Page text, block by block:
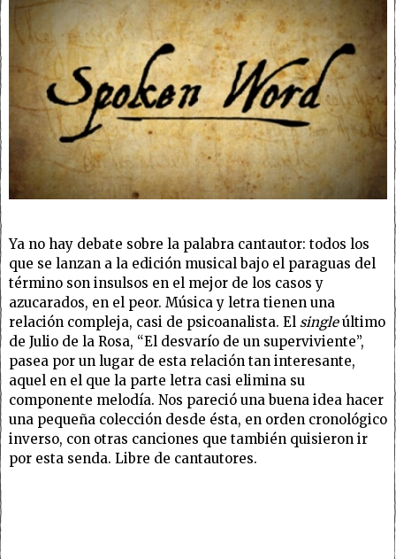
Ya no hay debate sobre la palabra cantautor: todos los
que se lanzan a la edición musical bajo el paraguas del
término son insulsos en el mejor de los casos y
azucarados, en el peor. Música y letra tienen una
relación compleja, casi de psicoanalista. El singleúltimo
de Julio de la Rosa, “El desvarío de un superviviente”,
pasea por un lugar de esta relación tan interesante,
aquel en el que la parte letra casi elimina su
componente melodía. Nos pareció una buena idea hacer
una pequeña colección desde ésta, en orden cronológico
inverso, con otras canciones que también quisieron ir
por esta senda. Libre de cantautores.